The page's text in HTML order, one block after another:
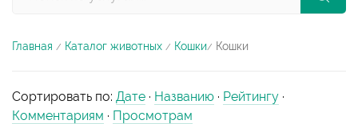
Главная / Каталог животных / Кошки/ Кошки
Сортировать по: Дате · Названию · Рейтингу ·
Комментариям · Просмотрам